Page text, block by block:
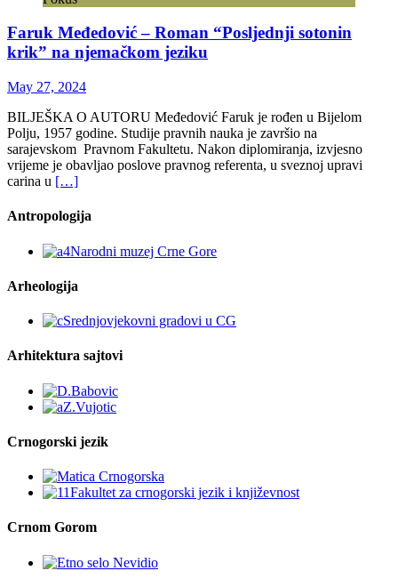
Faruk Međedović – Roman “Posljednji sotonin
krik” na njemačkom jeziku
May 27, 2024
BILJEŠKA O AUTORU Međedović Faruk je rođen u Bijelom
Polju, 1957 godine. Studije pravnih nauka je završio na
sarajevskom Pravnom Fakultetu. Nakon diplomiranja, izvjesno
vrijeme je obavljao poslove pravnog referenta, u sveznoj upravi
carina u […]
Antropologija
Arheologija
Arhitektura sajtovi
Crnogorski jezik
Crnom Gorom